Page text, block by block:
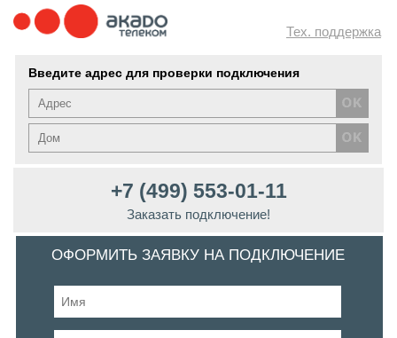
Тех. поддержка
Введите адрес для проверки подключения
+7 (499) 553-01-11
Заказать подключение!
ОФОРМИТЬ ЗАЯВКУ НА ПОДКЛЮЧЕНИЕ